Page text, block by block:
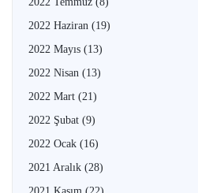
2022 Haziran (19)
2022 Mayıs (13)
2022 Nisan (13)
2022 Mart (21)
2022 Şubat (9)
2022 Ocak (16)
2021 Aralık (28)